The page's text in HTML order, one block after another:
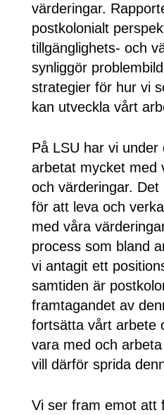
värderingar.
postkolonialt
tillgänglighets- och
synliggör
strategier för hur vi
kan utveckla vårt
På LSU har vi under
arbetat mycket med
och värderingar.
för att leva och
med våra
process som bland
vi antagit ett
samtiden är
framtagandet av
fortsätta vårt arbete
vara med och
vill därför sprida
Vi ser fram emot att